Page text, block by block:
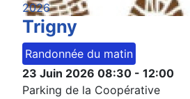
2026
Trigny
Randonnée du matin
23 Juin 2026 08:30 - 12:00
Parking de la Coopérative